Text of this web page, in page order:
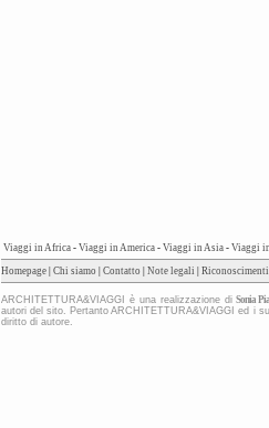
Viaggi in Africa - Viaggi in America - Viaggi in Asia - Viaggi
Homepage Chi siamo Contatto Note legali Riconoscimenti
ARCHITETTURA&VIAGGI è una realizzazione diSonia
autori del sito. Pertanto ARCHITETTURA&VIAGGI ed i
diritto di autore.